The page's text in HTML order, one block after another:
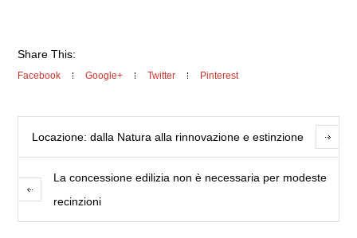
Share This:
Facebook Google+ Twitter Pinterest
Locazione: dalla Natura alla rinnovazione e estinzione
La concessione edilizia non è necessaria per modeste
recinzioni